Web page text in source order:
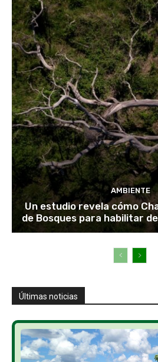
AMBIENTE
Un estudio revela cómo
de Bosques para habilitar
Últimas noticias